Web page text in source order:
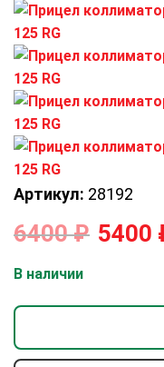
Артикул: 28192
6400₽ 5400
В наличии